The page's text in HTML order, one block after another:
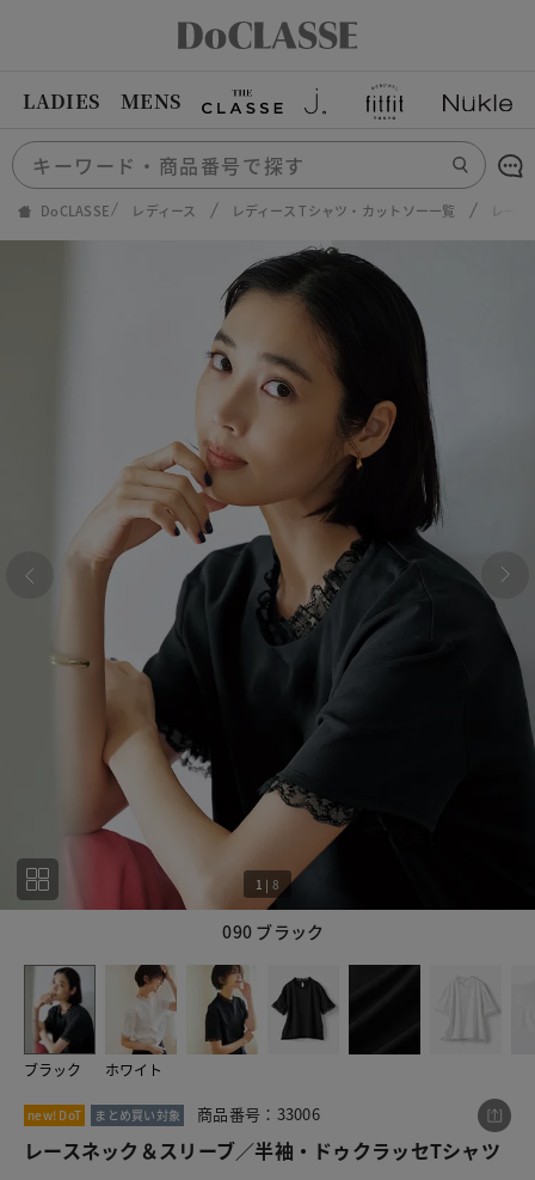
LADIES MENS
DoCLASSE レディース レディース Tシャツ・カットソー一覧 レー
090 ブラック
1 | 8
ブラック ホワイト
1
new! DoT まとめ買い対象 商品番号：33006
レースネック＆スリーブ／半袖・ドゥクラッセTシャツ
この商品をシェアする